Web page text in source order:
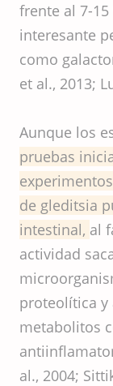
frente al 7-15
interesante
como
et al., 2013;
Aunque los
pruebas
de gleditsia
intestinal, al
actividad
proteolítica y
metabolitos
al., 2004;